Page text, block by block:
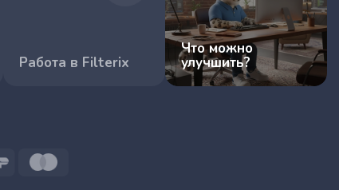
Работа в Filterix
Что можно
улучшить?